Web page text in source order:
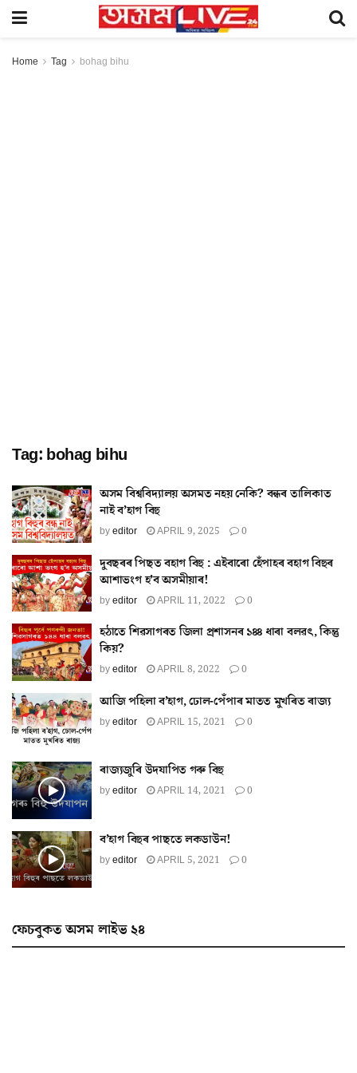
Home Tag bohag bihu
Tag: bohag bihu
অসম বিশ্ববিদ্যালয় অসমত নহয় নেকি? বন্ধৰ তালিকাত
নাই ব’হাগ বিহু
byeditor APRIL 9, 2025 0
দুবছৰৰ পিছত বহাগ বিহু : এইবাৰো হেঁপাহৰ বহাগ বিহুৰ
আশাভংগ হ’ব অসমীয়াৰ!
byeditor APRIL 11, 2022 0
হঠাতে শিৱসাগৰত জিলা প্ৰশাসনৰ ১৪৪ ধাৰা বলৱৎ, কিন্তু
কিয়?
byeditor APRIL 8, 2022 0
আজি পহিলা ব’হাগ, ঢোল-পেঁপাৰ মাতত মুখৰিত ৰাজ্য
byeditor APRIL 15, 2021 0
ৰাজ্যজুৰি উদযাপিত গৰু বিহু
byeditor APRIL 14, 2021 0
ব’হাগ বিহুৰ পাছতে লকডাউন!
byeditor APRIL 5, 2021 0
ফেচবুকত অসম লাইভ ২৪